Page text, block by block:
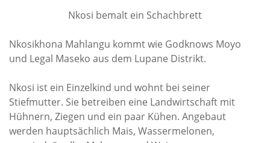
Kontakt I Infos zum Download
EKUTHULENI ZIMBABWE
Berichte aus Gumtree
INFORMATIONEN
Nkosi bemalt ein Schachbrett
Nkosikhona Mahlangu kommt wie Godknows Moyo
und Legal Maseko aus dem Lupane Distrikt.
Nkosi ist ein Einzelkind und wohnt bei seiner
Stiefmutter. Sie betreiben eine Landwirtschaft mit
Hühnern, Ziegen und ein paar Kühen. Angebaut
werden hauptsächlich Mais, Wassermelonen,